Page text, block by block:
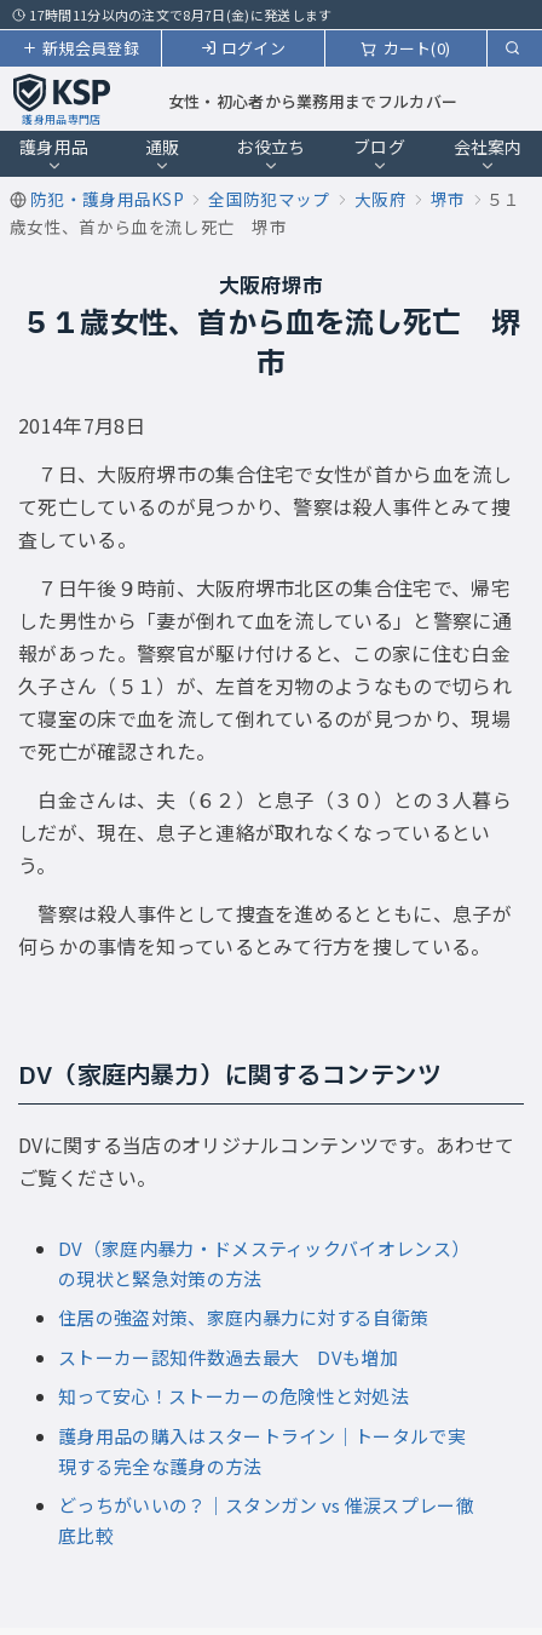
17時間11分以内の注文で8月7日(金)に発送します
カート(0)
ログイン
新規会員登録
護身用品専門店
女性・初心者から業務用までフルカバー
護身用品 通販 お役立ち ブログ 会社案内
防犯・護身用品KSP 全国防犯マップ 大阪府 堺市
５１
歳女性、首から血を流し死亡 堺市
大阪府堺市
５１歳女性、首から血を流し死亡 堺
市
2014年7月8日
７日、大阪府堺市の集合住宅で女性が首から血を流し
て死亡しているのが見つかり、警察は殺人事件とみて捜
査している。
７日午後９時前、大阪府堺市北区の集合住宅で、帰宅
した男性から「妻が倒れて血を流している」と警察に通
報があった。警察官が駆け付けると、この家に住む白金
久子さん（５１）が、左首を刃物のようなもので切られ
て寝室の床で血を流して倒れているのが見つかり、現場
で死亡が確認された。
白金さんは、夫（６２）と息子（３０）との３人暮ら
しだが、現在、息子と連絡が取れなくなっているとい
う。
警察は殺人事件として捜査を進めるとともに、息子が
何らかの事情を知っているとみて行方を捜している。
DV（家庭内暴力）に関するコンテンツ
DVに関する当店のオリジナルコンテンツです。あわせて
ご覧ください。
DV（家庭内暴力・ドメスティックバイオレンス）
の現状と緊急対策の方法
住居の強盗対策、家庭内暴力に対する自衛策
ストーカー認知件数過去最大 DVも増加
知って安心！ストーカーの危険性と対処法
護身用品の購入はスタートライン｜トータルで実
現する完全な護身の方法
どっちがいいの？｜スタンガン vs 催涙スプレー徹
底比較